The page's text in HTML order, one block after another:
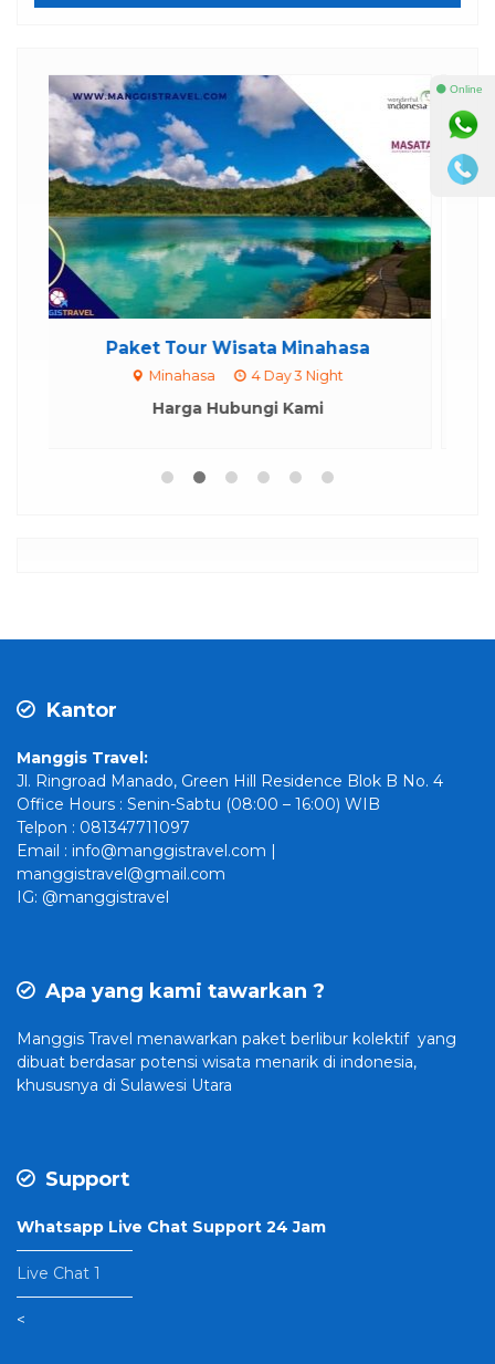
Paket Wisata 4 Hari 3 Malam Tou...
Manado City Tour 4 Day 3 Night
Harga Hubungi Kami
Kantor
Manggis Travel:
Jl. Ringroad Manado, Green Hill Residence Blok B No. 4
Office Hours : Senin-Sabtu (08:00 – 16:00) WIB
Telpon : 081347711097
Email : info@manggistravel.com |
manggistravel@gmail.com
IG: @manggistravel
Apa yang kami tawarkan ?
Manggis Travel menawarkan paket berlibur kolektif yang
dibuat berdasar potensi wisata menarik di indonesia,
khususnya di Sulawesi Utara
Support
Whatsapp Live Chat Support 24 Jam
———————–
Live Chat 1
———————–
<
⚫ Online